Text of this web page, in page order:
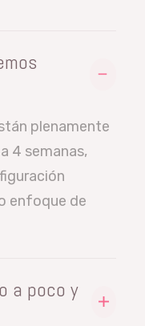
plenamente
4 semanas,
enfoque de
a poco y